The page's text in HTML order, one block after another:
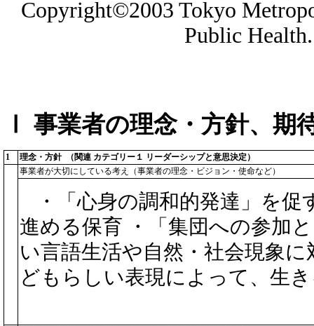
Copyright©2003 Tokyo
Public
Ⅰ 事業者の理念・方針、期
1
理念・方針 （関連 カテゴリー１ リーダーシップと意思決定）
事業者が大切にしている考え（事業者の理念・ビジョン・使命など）
・「心身の調和的発達」を
進める保育 ・「集団への参加
い言語生活や自然・社会現象
どもらしい表現によって、生